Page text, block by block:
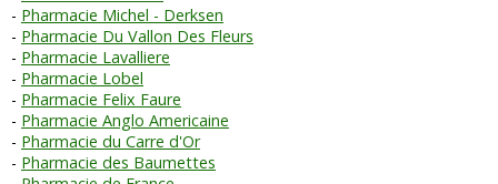
Pharmacie Michel - Derksen
Pharmacie Du Vallon Des Fleurs
Pharmacie Lavalliere
Pharmacie Lobel
Pharmacie Felix Faure
Pharmacie Anglo Americaine
Pharmacie du Carre d'Or
Pharmacie des Baumettes